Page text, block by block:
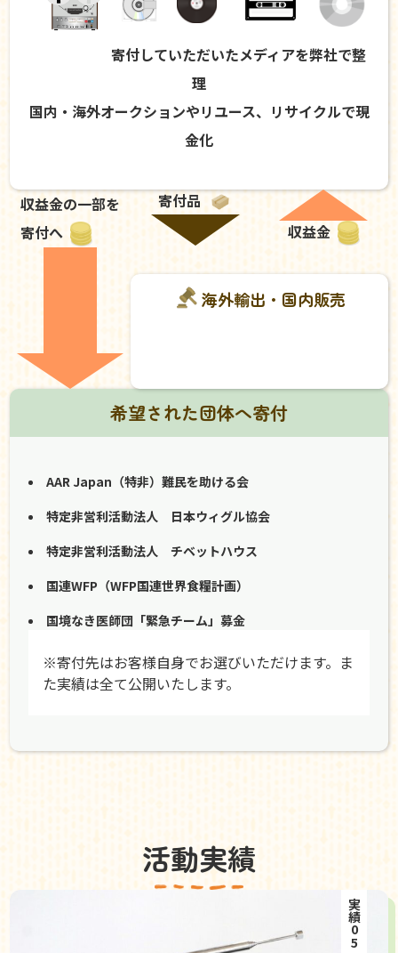
寄付していただいたメディアを弊社で整
理
国内・海外オークションやリユース、リサイクルで現
金化
収益金の一部を
寄付へ
寄付品
収益金
海外輸出・国内販売
希望された団体へ寄付
AAR Japan（特非）難民を助ける会
特定非営利活動法人 日本ウィグル協会
特定非営利活動法人 チベットハウス
国連WFP（WFP国連世界食糧計画）
国境なき医師団「緊急チーム」募金
※寄付先はお客様自身でお選びいただけます。ま
た実績は全て公開いたします。
活動実績
実績05